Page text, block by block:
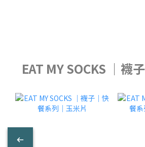
EAT MY SOCKS ｜襪